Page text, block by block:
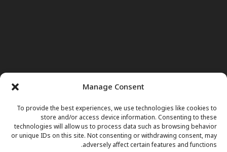
Manage Consent
To provide the best experiences, we use technologies like cookies to
store and/or access device information. Consenting to these
technologies will allow us to process data such as browsing behavior
or unique IDs on this site. Not consenting or withdrawing consent, may
adversely affect certain features and functions.